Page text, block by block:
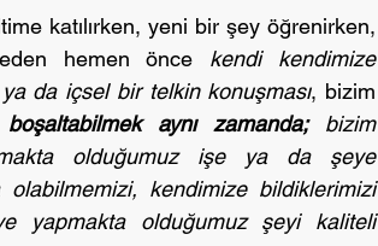
katılırken, yeni bir şey öğrenirken,
hemen önce kendi kendimize
da içsel bir telkin konuşması
boşaltabilmek aynı zamanda; bizim
olduğumuz işe ya da şeye
kendimize bildiklerimizi
yapmakta olduğumuz şeyi kaliteli